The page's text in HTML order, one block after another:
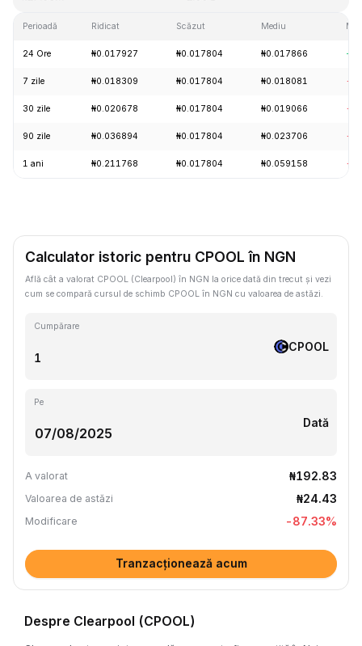
Perioadă Ridicat Scăzut Mediu
24 Ore ₦0.017927 ₦0.017804 ₦0.017866
7 zile ₦0.018309 ₦0.017804 ₦0.018081 -
30 zile ₦0.020678 ₦0.017804 ₦0.019066 -
90 zile ₦0.036894 ₦0.017804 ₦0.023706 -
1 ani ₦0.211768 ₦0.017804 ₦0.059158 -
Calculator istoric pentru CPOOL în NGN
Află cât a valorat CPOOL (Clearpool) în NGN la orice dată din trecut și vezi
cum se compară cursul de schimb CPOOL în NGN cu valoarea de astăzi.
Cumpărare
CPOOL
Pe
Dată
A valorat ₦192.83
Valoarea de astăzi ₦24.43
Modificare -87.33%
Tranzacționează acum
Despre Clearpool (CPOOL)